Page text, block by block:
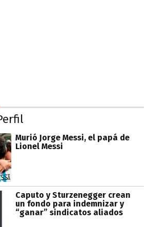
Murió Jorge Messi, el papá de
Lionel Messi
Caputo y Sturzenegger crean
un fondo para indemnizar y
“ganar” sindicatos aliados